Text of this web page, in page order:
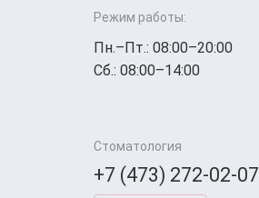
Режим работы:
Пн.–Пт.: 08:00–20:00
Сб.: 08:00–14:00
Стоматология
+7 (473) 272-02-07